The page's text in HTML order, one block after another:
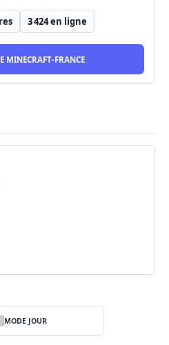
3 424en ligne
MINECRAFT-FRANCE
MODE JOUR